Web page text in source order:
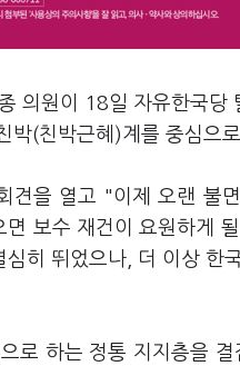
의원이 18일 자유한국
박(친박근혜)계를 중심으
견을 열고 "이제 오랜 불
보수 재건이 요원하게
히 뛰었으나, 더 이상
로 하는 정통 지지층을